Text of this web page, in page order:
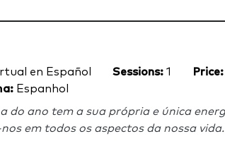
en Español Sessions: 1 Price:
Espanhol
do ano tem a sua própria e única
em todos os aspectos da nossa vida.